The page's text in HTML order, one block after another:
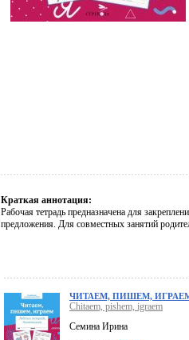
Краткая аннотация:
Рабочая тетрадь предназначена для
предложения. Для совместных занятий
ЧИТАЕМ, ПИШЕМ,
Chitaem, pishem, igraem
Семина Ирина